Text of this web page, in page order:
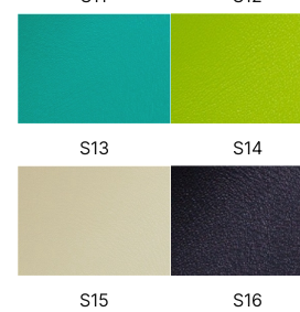
S13 S14
S15 S16